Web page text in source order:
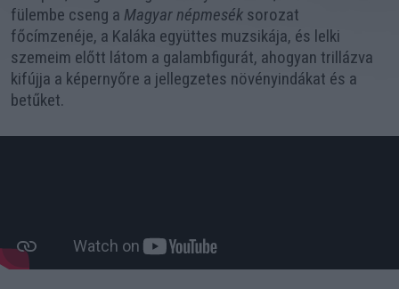
fülembe cseng a Magyar népmesék sorozat
főcímzenéje, a Kaláka együttes muzsikája, és lelki
szemeim előtt látom a galambfigurát, ahogyan trillázva
kifújja a képernyőre a jellegzetes növényindákat és a
betűket.